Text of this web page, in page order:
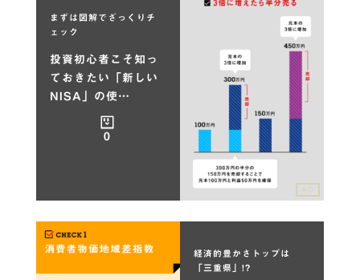
まずは図解でざっくりチ
ェック
投資初心者こそ知っ
ておきたい「新しい
NISA」の使…
0
AD
経済的豊かさトップは
「三重県」!?